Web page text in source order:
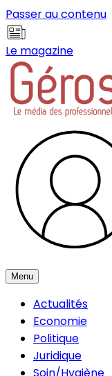
Passer au contenu
Le magazine
Menu
Actualités
Economie
Politique
Juridique
Panneau de gestion